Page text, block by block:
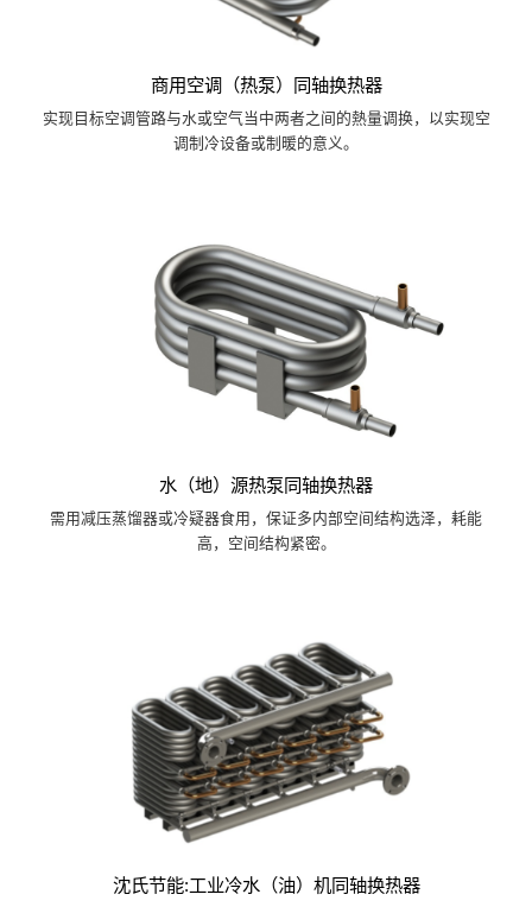
商用空调（热泵）同轴换热器
实现目标空调管路与水或空气当中两者之间的熱量调换，以实现空
调制冷设备或制暖的意义。
水（地）源热泵同轴换热器
需用减压蒸馏器或冷疑器食用，保证多内部空间结构选泽，耗能
高，空间结构紧密。
沈氏节能:工业冷水（油）机同轴换热器